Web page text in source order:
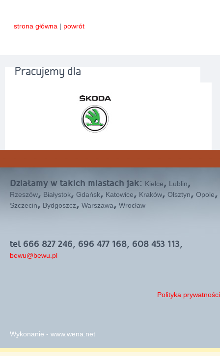
strona główna | powrót
Pracujemy dla
Działamy w takich miastach jak: Kielce, Lublin,
Rzeszów, Białystok, Gdańsk, Katowice, Kraków, Olsztyn, Opole,
Szczecin, Bydgoszcz, Warszawa, Wrocław
tel 666 827 246, 696 477 168, 608 453 113,
bewu@bewu.pl
Polityka prywatności
Wykonanie - www.wena.net